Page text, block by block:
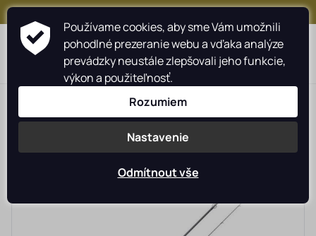
+421 917 159 547
Rybárské potreby rybarzv.sk>MIVARDI
Používame cookies, aby sme Vám umožnili
pohodlné prezeranie webu a vďaka analýze
prevádzky neustále zlepšovali jeho funkcie,
výkon a použiteľnosť.
Rozumiem
Nastavenie
Odmítnout vše